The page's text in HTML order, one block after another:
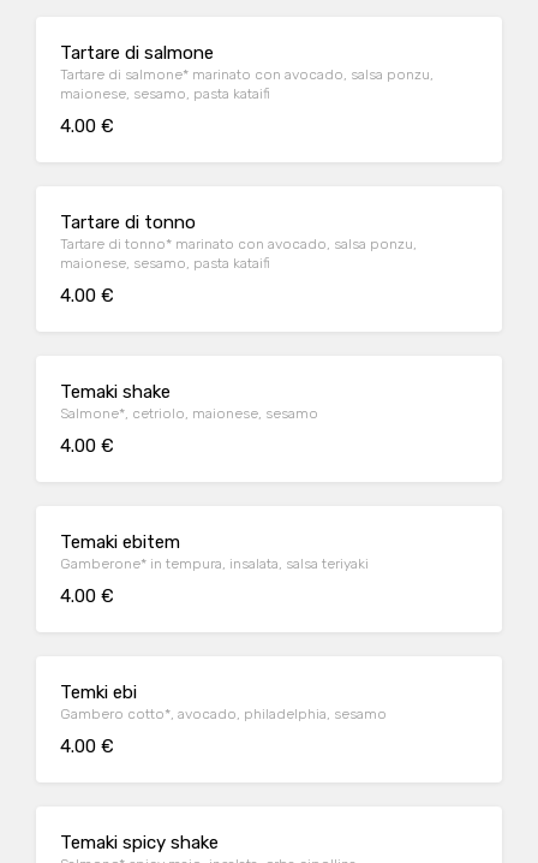
Tartare di salmone
Tartare di salmone* marinato con avocado, salsa ponzu,
maionese, sesamo, pasta kataifi
4.00 €
Tartare di tonno
Tartare di tonno* marinato con avocado, salsa ponzu,
maionese, sesamo, pasta kataifi
4.00 €
Temaki shake
Salmone*, cetriolo, maionese, sesamo
4.00 €
Temaki ebitem
Gamberone* in tempura, insalata, salsa teriyaki
4.00 €
Temki ebi
Gambero cotto*, avocado, philadelphia, sesamo
4.00 €
Temaki spicy shake